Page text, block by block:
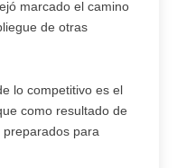
marcado el camino
de otras
lo competitivo es el
como resultado de
para